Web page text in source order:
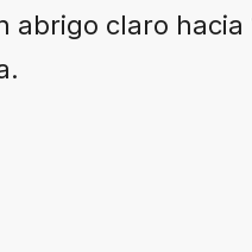
abrigo claro